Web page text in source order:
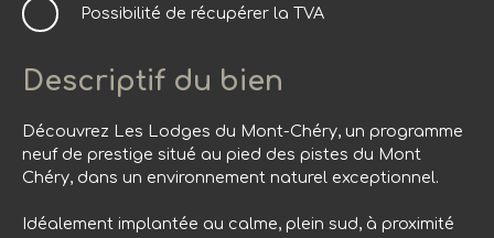
Possibilité de récupérer la TVA
Descriptif du bien
Découvrez Les Lodges du Mont-Chéry, un programme
neuf de prestige situé au pied des pistes du Mont
Chéry, dans un environnement naturel exceptionnel.
Idéalement implantée au calme, plein sud, à proximité